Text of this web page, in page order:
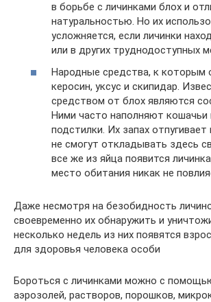
в борьбе с личинками блох и
натуральностью. Но их
усложняется, если личинки
или в других труднодоступных
Народные средства, к которым
керосин, уксус и скипидар.
средством от блох являются
Ними часто наполняют кошачьи
подстилки. Их запах
не смогут откладывать здесь
все же из яйца появится
место обитания никак не
Даже несмотря на безобидность
своевременно их обнаружить и
несколько недель из них появятся
для здоровья человека особи
Бороться с личинками можно с
аэрозолей, растворов, порошков,